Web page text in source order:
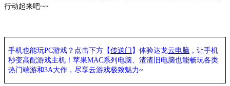
行动起来吧~~
手机也能玩PC游戏？点击下方【传送门 】体验达龙云电脑 ，让手机
秒变高配游戏主机 ！苹果MAC系列电脑、渣渣旧电脑也能畅玩各类
热门端游和3A大作， 尽享云游戏极致魅力~